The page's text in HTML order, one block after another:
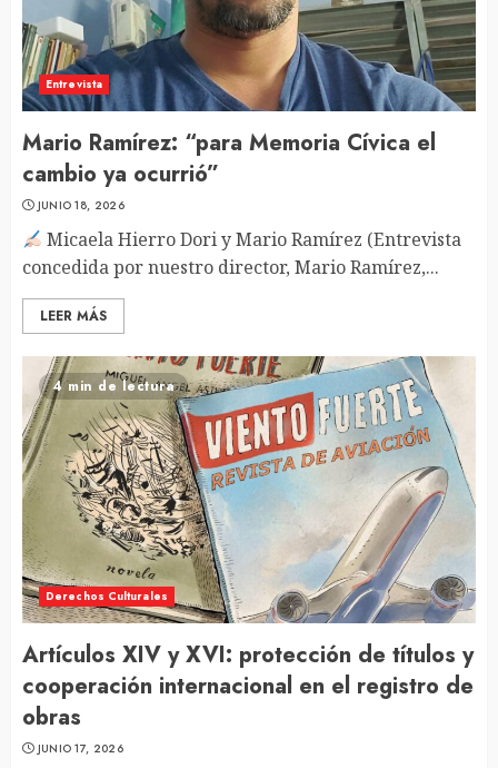
Entrevista
Mario Ramírez: “para Memoria Cívica el
cambio ya ocurrió”
JUNIO 18, 2026
Micaela Hierro Dori y Mario Ramírez (Entrevista
concedida por nuestro director, Mario Ramírez,...
LEER MÁS
4 min de lectura
Derechos Culturales
Artículos XIV y XVI: protección de títulos y
cooperación internacional en el registro de
obras
JUNIO 17, 2026